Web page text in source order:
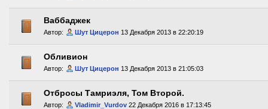
Ваббаджек
Автор: Шут Цицерон 13 Декабря 2013 в 22:20:19
Обливион
Автор: Шут Цицерон 13 Декабря 2013 в 21:05:03
Отбросы Тамриэля, Том Второй.
Автор: Vladimir_Vurdov 22 Декабря 2016 в 17:13:45